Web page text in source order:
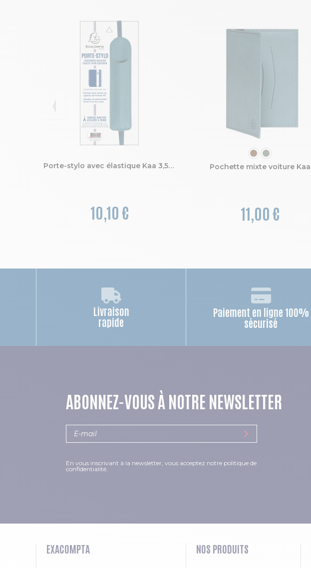
Porte-stylo avec élastique Kaa 3,5 x 15,5 cm
10,10 €
COULEUR
Pochette mixte voiture Kaa
11,00 €
Livraison
rapide
Paiement en ligne 100%
sécurisé
ABONNEZ-VOUS À NOTRE NEWSLETTER
En vous inscrivant à la newsletter, vous acceptez notre politique de
confidentialité.
EXACOMPTA NOS PRODUITS